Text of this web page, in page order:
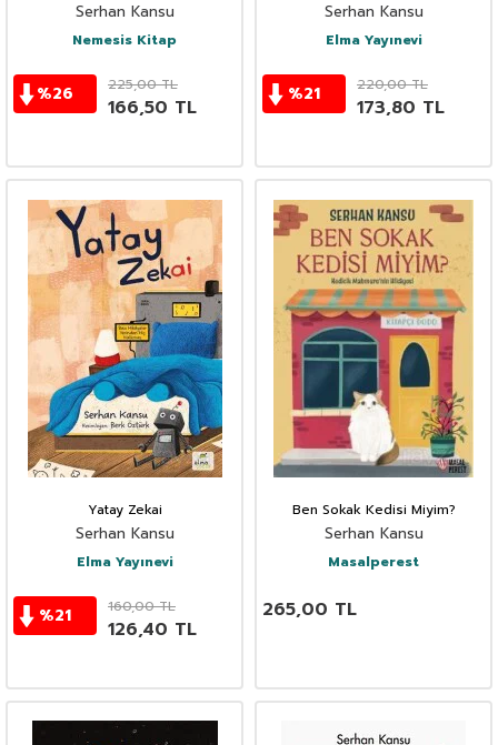
Serhan Kansu
Nemesis Kitap
%26 225,00TL
166,50 TL
Serhan Kansu
Elma Yayınevi
%21 220,00TL
173,80 TL
Yatay Zekai
Serhan Kansu
Elma Yayınevi
%21 160,00TL
126,40 TL
Ben Sokak Kedisi Miyim?
Serhan Kansu
Masalperest
265,00 TL